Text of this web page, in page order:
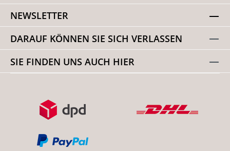
NEWSLETTER
DARAUF KÖNNEN SIE SICH VERLASSEN
SIE FINDEN UNS AUCH HIER